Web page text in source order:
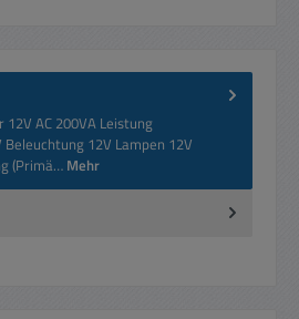
AC 200VA Leistung
12V Lampen 12V
(Primä… Mehr